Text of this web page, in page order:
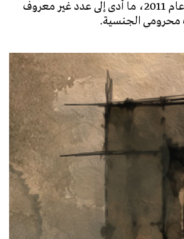
ونسوية بدأت قبل عام 2011، ما أدى إلى عدد غير معروف
محرومي الجنسية.